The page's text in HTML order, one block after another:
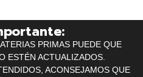
PRIMAS PUEDE QUE
ESTÉN ACTUALIZADOS.
ACONSEJAMOS QUE